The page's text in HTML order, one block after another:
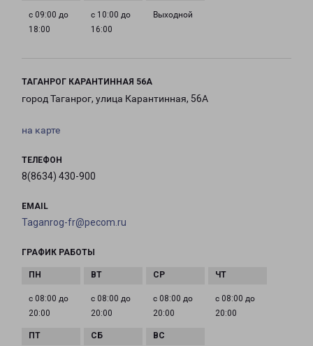
с 09:00 до
18:00
с 10:00 до
16:00
Выходной
ТАГАНРОГ КАРАНТИННАЯ 56А
город Таганрог, улица Карантинная, 56А
на карте
ТЕЛЕФОН
8(8634) 430-900
EMAIL
Taganrog-fr@pecom.ru
ГРАФИК РАБОТЫ
с 08:00 до
20:00
с 08:00 до
20:00
с 08:00 до
20:00
с 08:00 до
20:00